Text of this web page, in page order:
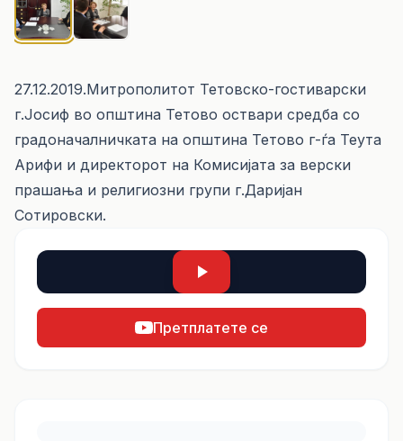
27.12.2019.Митрополитот Тетовско-гостиварски
г.Јосиф во општина Тетово оствари средба со
градоначалничката на општина Тетово г-ѓа Теута
Арифи и директорот на Комисијата за верски
прашања и религиозни групи г.Даријан
Сотировски.
Претплатете се